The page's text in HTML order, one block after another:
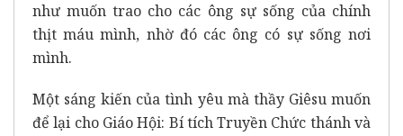
như muốn trao cho các ông sự sống của chính
thịt máu mình, nhờ đó các ông có sự sống nơi
mình.
Một sáng kiến của tình yêu mà thầy Giêsu muốn
để lại cho Giáo Hội: Bí tích Truyền Chức thánh và